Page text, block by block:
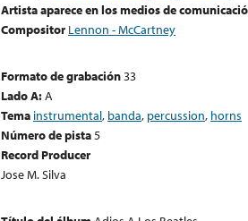
Artista aparece en los medios de
Compositor Lennon - McCartney
Formato de grabación33
Lado A:A
Tema instrumental, banda, percussion, horns
Número de pista5
Record Producer
Jose M. Silva